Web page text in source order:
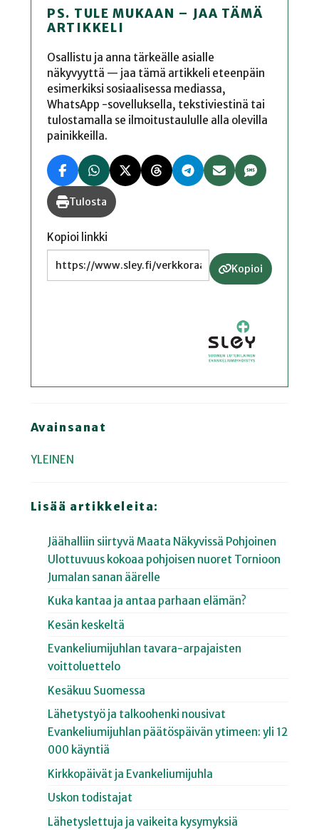
PS. TULE MUKAAN – JAA TÄMÄ
ARTIKKELI
Osallistu ja anna tärkeälle asialle
näkyvyyttä — jaa tämä artikkeli eteenpäin
esimerkiksi sosiaalisessa mediassa,
WhatsApp -sovelluksella, tekstiviestinä tai
tulostamalla se ilmoitustaululle alla olevilla
painikkeilla.
Tulosta
Kopioi linkki
Kopioi
Avainsanat
YLEINEN
Lisää artikkeleita:
Jäähalliin siirtyvä Maata Näkyvissä Pohjoinen
Ulottuvuus kokoaa pohjoisen nuoret Tornioon
Jumalan sanan äärelle
Kuka kantaa ja antaa parhaan elämän?
Kesän keskeltä
Evankeliumijuhlan tavara-arpajaisten
voittoluettelo
Kesäkuu Suomessa
Lähetystyö ja talkoohenki nousivat
Evankeliumijuhlan päätöspäivän ytimeen: yli 12
000 käyntiä
Kirkkopäivät ja Evankeliumijuhla
Uskon todistajat
Lähetyslettuja ja vaikeita kysymyksiä